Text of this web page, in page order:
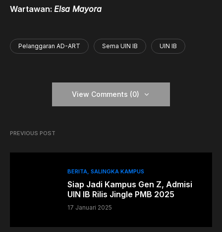
Wartawan: Elsa Mayora
Pelanggaran AD-ART Sema UIN IB UIN IB
View Comments (0)
PREVIOUS POST
BERITA SALINGKA KAMPUS
Siap Jadi Kampus Gen Z, Admisi
UIN IB Rilis Jingle PMB 2025
17 Januari 2025